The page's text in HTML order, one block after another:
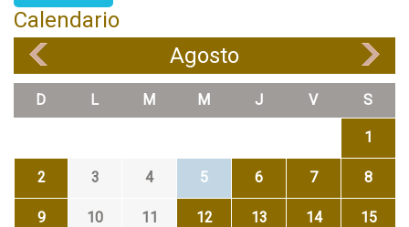
Calendario
Agosto
D L M M J V S
1
2 3 4 5 6 7 8
9 10 11 12 13 14 15